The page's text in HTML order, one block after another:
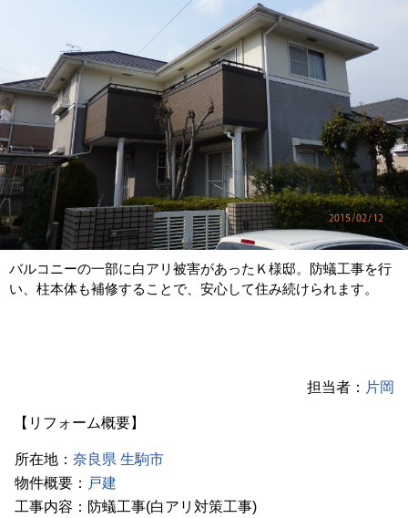
バルコニーの一部に白アリ被害があったＫ様邸。防蟻工事を行
い、柱本体も補修することで、安心して住み続けられます。
担当者： 片岡
【リフォーム概要】
所在地： 奈良県 生駒市
物件概要： 戸建
工事内容：防蟻工事(白アリ対策工事)